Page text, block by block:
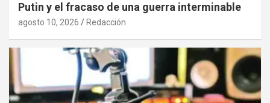
Putin y el fracaso de una guerra interminable
agosto 10, 2026 Redacción